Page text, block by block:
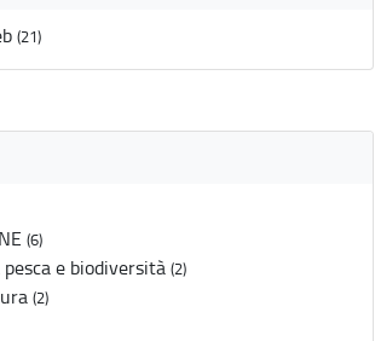
(21)
(6)
e biodiversità (2)
(2)